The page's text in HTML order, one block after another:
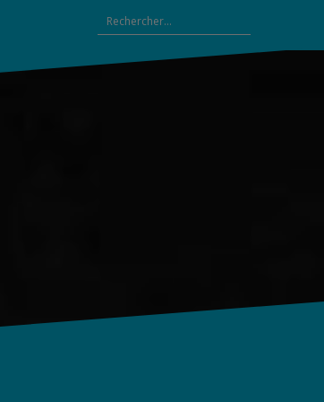
Rechercher :